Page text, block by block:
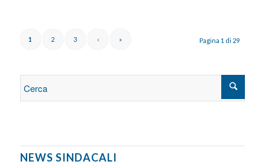
Pagina 1 di 29
1 2 3 › »
NEWS SINDACALI